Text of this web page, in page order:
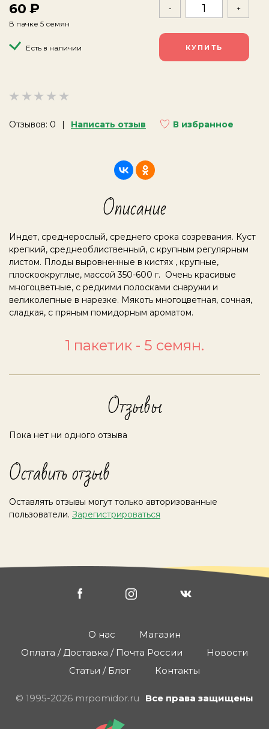
Отзывов: 0 Написать отзыв В избранное
60
В пачке 5 семян
Есть в наличии
- +
Описание
Индет, среднерослый, среднего срока созревания. Куст
крепкий, среднеоблиственный, с крупным регулярным
листом. Плоды выровненные в кистях , крупные,
плоскоокруглые, массой 350-600 г. Очень красивые
многоцветные, с редкими полосками снаружи и
великолепные в нарезке. Мякоть многоцветная, сочная,
сладкая, с пряным помидорным ароматом.
1 пакетик - 5 семян.
Отзывы
Пока нет ни одного отзыва
Оставить отзыв
Оставлять отзывы могут только авторизованные
пользователи. Зарегистрироваться
О нас
Магазин
Оплата / Доставка / Почта России
Новости
Статьи / Блог
Контакты
© 1995-2026 mrpomidor.ru Все права защищены